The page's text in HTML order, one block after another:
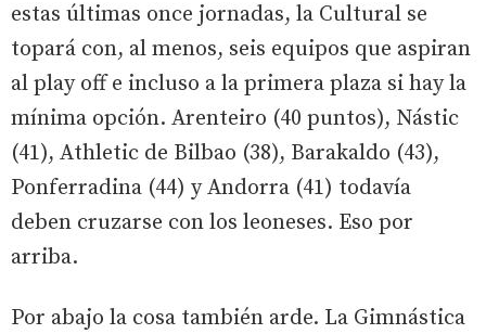
estas últimas once jornadas, la Cultural se
topará con, al menos, seis equipos que aspiran
al play off e incluso a la primera plaza si hay la
mínima opción. Arenteiro (40 puntos), Nástic
(41), Athletic de Bilbao (38), Barakaldo (43),
Ponferradina (44) y Andorra (41) todavía
deben cruzarse con los leoneses. Eso por
arriba.
Por abajo la cosa también arde. La Gimnástica